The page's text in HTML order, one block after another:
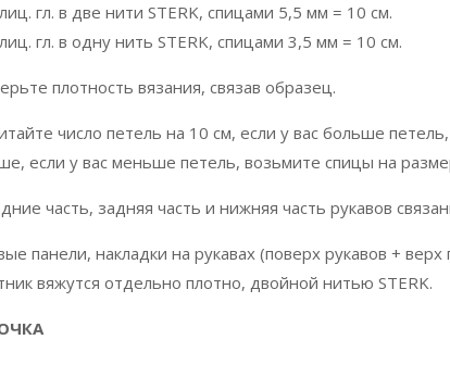
гл. в две нити STERK, спицами 5,5 мм = 10 см.
гл. в одну нить STERK, спицами 3,5 мм = 10 см.
плотность вязания, связав образец.
число петель на 10 см, если у вас больше
если у вас меньше петель, возьмите спицы на
часть, задняя часть и нижняя часть рукавов
панели, накладки на рукавах (поверх рукавов +
вяжутся отдельно плотно, двойной нитью STERK.